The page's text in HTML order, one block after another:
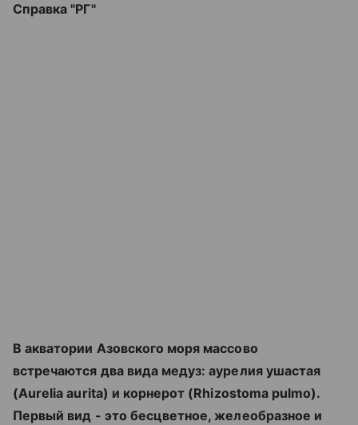
Справка "РГ"
В акватории Азовского моря массово
встречаются два вида медуз: аурелия ушастая
(Aurelia aurita) и корнерот (Rhizostoma pulmo).
Первый вид - это бесцветное, желеобразное и